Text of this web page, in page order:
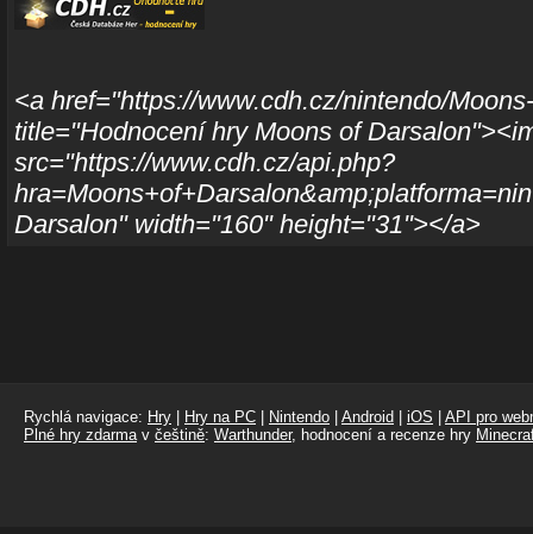
<a href="https://www.cdh.cz/nintendo/
title="Hodnocení hry Moons of
src="https://www.cdh.cz/api.php?
Darsalon" width="160" height="31"></a>
Rychlá navigace: Hry Hry na PC Nintendo Android iOS
API pro
Plné hry zdarmav češtině: Warthunder, hodnocení a recenze hry